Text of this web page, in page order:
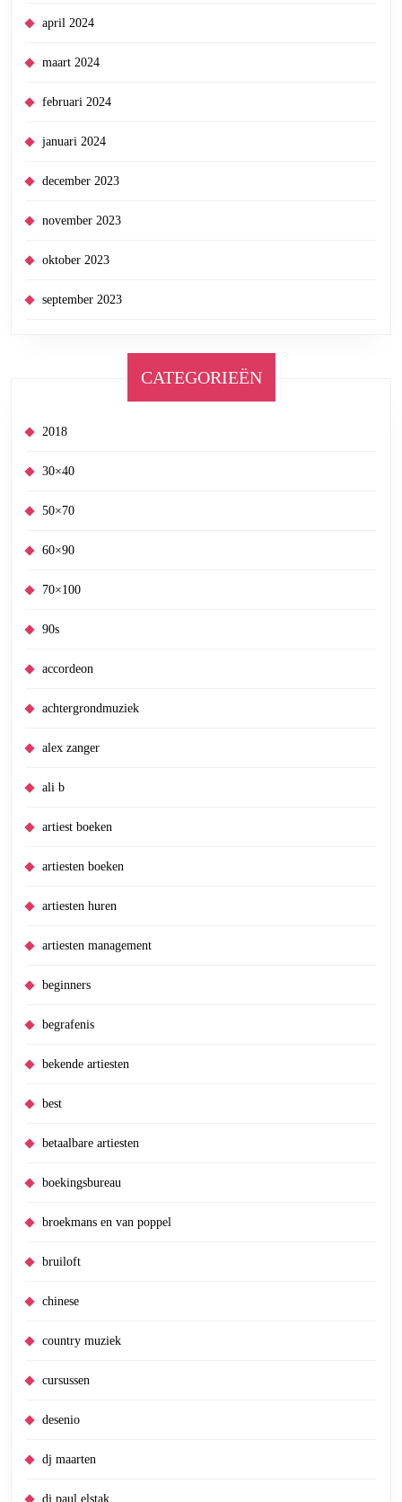
april 2024
maart 2024
februari 2024
januari 2024
december 2023
november 2023
oktober 2023
september 2023
CATEGORIEËN
2018
30×40
50×70
60×90
70×100
90s
accordeon
achtergrondmuziek
alex zanger
ali b
artiest boeken
artiesten boeken
artiesten huren
artiesten management
beginners
begrafenis
bekende artiesten
best
betaalbare artiesten
boekingsbureau
broekmans en van poppel
bruiloft
chinese
country muziek
cursussen
desenio
dj maarten
dj paul elstak